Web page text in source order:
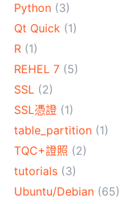
Python (3)
Qt Quick (1)
R (1)
REHEL 7 (5)
SSL (2)
SSL憑證 (1)
table_partition (1)
TQC+證照 (2)
tutorials (3)
Ubuntu/Debian (65)